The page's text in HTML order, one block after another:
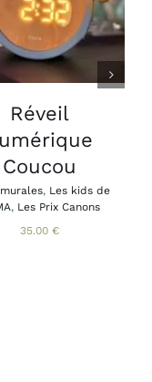
DÉTAILS
Réveil
Coucou
, Les kids de
, Les Prix Canons
35.00 €